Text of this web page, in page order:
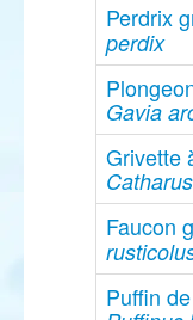
Perdrix
perdix
Gavia
Grivette
Faucon
Puffin